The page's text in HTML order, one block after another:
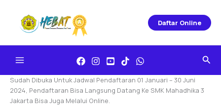
Content
Daftar Online
Sudah Dibuka Untuk Jadwal Pendaftaran 01 Januari – 30 Juni
2024, Pendaftaran Bisa Langsung Datang Ke SMK Mahadhika 3
Jakarta Bisa Juga Melalui Online.